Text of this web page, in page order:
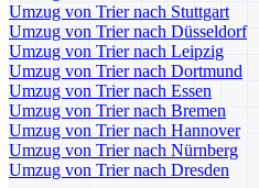
Umzug von Trier nach Stuttgart
Umzug von Trier nach Düsseldorf
Umzug von Trier nach Leipzig
Umzug von Trier nach Dortmund
Umzug von Trier nach Essen
Umzug von Trier nach Bremen
Umzug von Trier nach Hannover
Umzug von Trier nach Nürnberg
Umzug von Trier nach Dresden